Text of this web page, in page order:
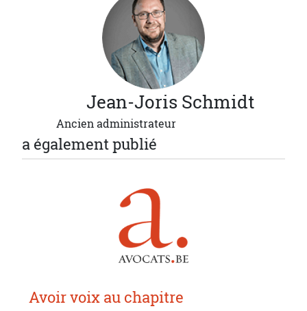
Jean-Joris Schmidt
Ancien administrateur
a également publié
Avoir voix au chapitre